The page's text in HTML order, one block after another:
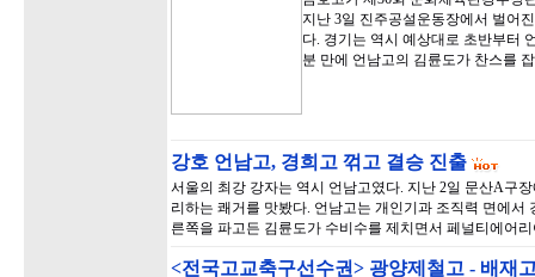
지난 3일 진주공설운동장에서 벌어
다. 경기는 역시 예상대로 초반부터
분 만에 언남고의 김륜도가 찬스를
강호 언남고, 경희고 꺾고 결승 진출
서울의 최강 강자는 역시 언남고였다. 지난 2일 문산A구
리하는 쾌거를 맛봤다. 언남고는 개인기과 조직력 면에
른쪽을 파고든 김륜도가 수비수를 제치면서 페널티에어
<전국고교축구선수권> 광양제철고 - 배재